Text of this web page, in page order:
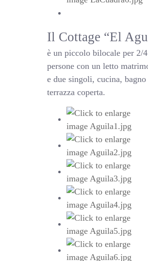
Il Cottage “El
è un piccolo bilocale per 2/4
persone con un letto
e due singoli, cucina, bagno
terrazza coperta.